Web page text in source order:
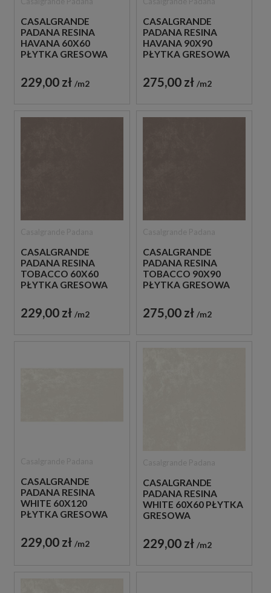
CASALGRANDE
PADANA RESINA
HAVANA 60X60
PŁYTKA GRESOWA
229,00 zł m2
CASALGRANDE
PADANA RESINA
HAVANA 90X90
PŁYTKA GRESOWA
275,00 zł m2
CASALGRANDE
PADANA RESINA
TOBACCO 60X60
PŁYTKA GRESOWA
229,00 zł m2
CASALGRANDE
PADANA RESINA
TOBACCO 90X90
PŁYTKA GRESOWA
275,00 zł m2
CASALGRANDE
PADANA RESINA
WHITE 60X120
PŁYTKA GRESOWA
229,00 zł m2
CASALGRANDE
PADANA RESINA
WHITE 60X60 PŁYTKA
GRESOWA
229,00 zł m2